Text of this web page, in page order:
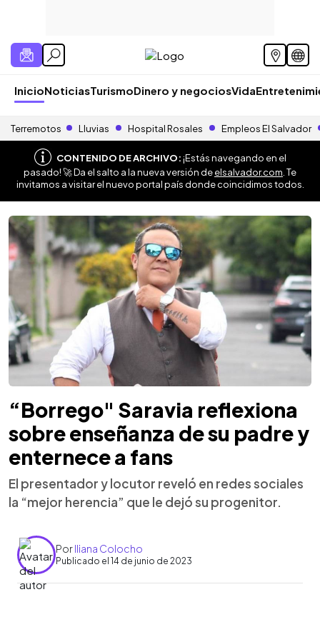
InicioNoticiasTurismoDinero y negociosVida
Terremotos Lluvias Hospital Rosales Empleos El Salvador
CONTENIDO DE ARCHIVO:¡Estás navegando en el
pasado! 🚀 Da el salto a la nueva versión deelsalvador.com . Te
invitamos a visitar el nuevo portal país donde coincidimos todos.
“Borrego" Saravia reflexiona
sobre enseñanza de su padre y
enternece a fans
El presentador y locutor reveló en redes sociales
la “mejor herencia” que le dejó su progenitor.
PorIliana Colocho
Publicado el 14 de junio de 2023